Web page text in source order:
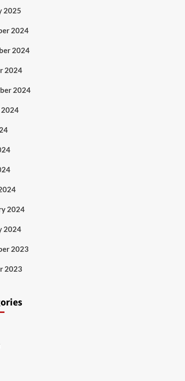
2025
2024
2024
2024
2024
2024
2024
2023
2023